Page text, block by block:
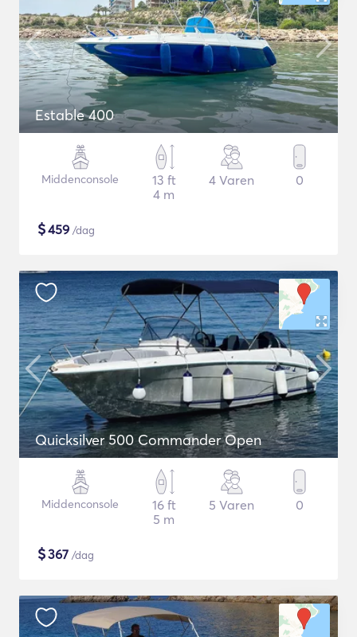
Estable 400
Middenconsole
13 ft
4 m
4 Varen 0
$459 /dag
Quicksilver 500 Commander Open
Middenconsole
16 ft
5 m
5 Varen 0
$367 /dag